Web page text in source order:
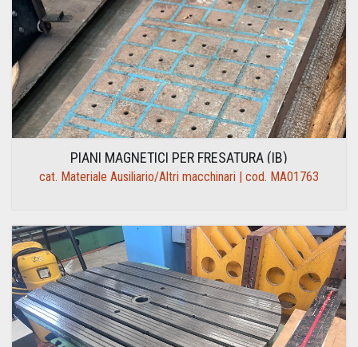
PIANI MAGNETICI PER FRESATURA (IB)
cat. Materiale Ausiliario/Altri macchinari | cod. MA01763